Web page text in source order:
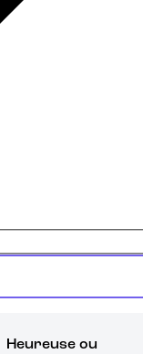
Heureuse ou